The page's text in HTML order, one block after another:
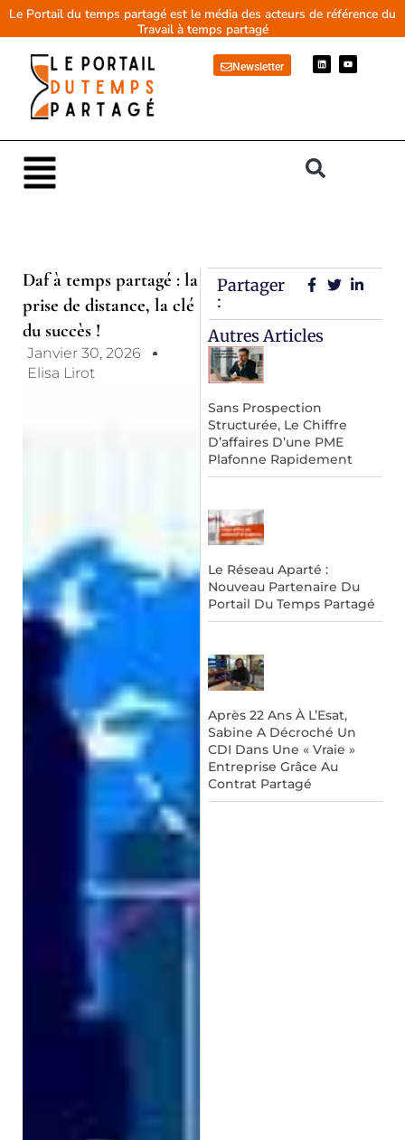
AllerLe Portail du temps partagé est le média des acteurs de référence du
Travail à temps partagé
Newsletter
L
i
n
Y
o
u
Main
Menu
Daf à temps partagé : la
prise de distance, la clé
du succès !
Janvier 30, 2026
Elisa Lirot
Partager
:
Autres Articles
Sans Prospection
Structurée, Le Chiffre
D’affaires D’une PME
Plafonne Rapidement
Le Réseau Aparté :
Nouveau Partenaire Du
Portail Du Temps Partagé
Après 22 Ans À L’Esat,
Sabine A Décroché Un
CDI Dans Une « Vraie »
Entreprise Grâce Au
Contrat Partagé